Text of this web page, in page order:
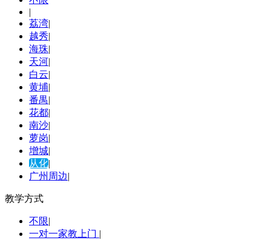
|
荔湾|
越秀|
海珠|
天河|
白云|
黄埔|
番禺|
花都|
南沙|
萝岗|
增城|
从化|
广州周边|
教学方式
不限|
一对一家教上门 |